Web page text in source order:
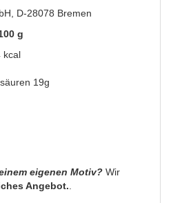
D-28078 Bremen
g
kcal
19g
eigenen Motiv? Wir
Angebot.